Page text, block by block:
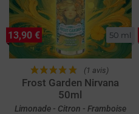
50 ml
(1 avis)
Frost Garden Nirvana
50ml
Limonade - Citron - Framboise
13,90 €